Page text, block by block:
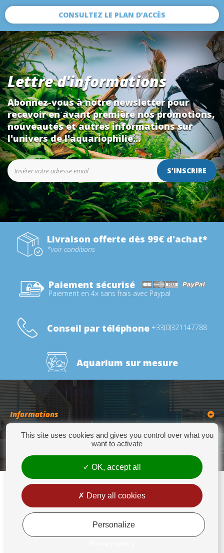
CONSULTEZ LE PLAN D’ACCÈS
Lettre d'informations
Abonnez-vous à notre newsletter pour
recevoir en avant première nos promotions,
nouveautés et autres informations sur
l'univers de l'aquariophilie...
S’INSCRIRE
Livraison offerte dès 99€ d'achat*
*voir conditions
Paiement sécurisé
Paiement en 4x sans frais avec Paypal
Conseil par téléphone +33(0)321147788
Aquarium sur mesure
Informations
Catégories
276 Quater Route de la Bassée - 62300 LENS - Tél : +33(0)3 21 14 77 88 - Fax:
+33(0)3 21 14 77 89 - europrix@wanadoo.fr
Mentions légales
This site uses cookies and gives you control over what you
want to activate
OK, accept all
Deny all cookies
Personalize